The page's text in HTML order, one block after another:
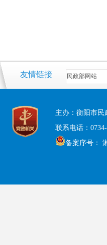
友情链接
主办：衡阳市
联系电话：
备案序号：